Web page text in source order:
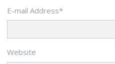
E-mail Address*
Website